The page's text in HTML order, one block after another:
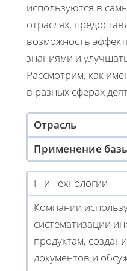
используются в
отраслях,
возможность
знаниями и
Рассмотрим, как
в разных сферах
Отрасль
Применение
IT и Технологии
Компании
систематизации
продуктам,
документов и